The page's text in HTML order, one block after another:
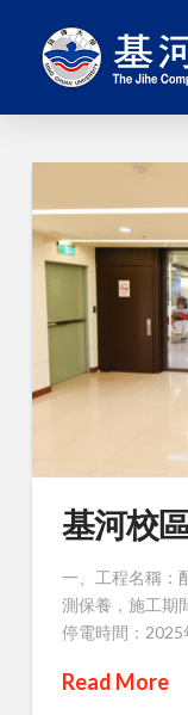
基河校
一、工程名稱：
測保養，施工期
停電時間：2025
Read More